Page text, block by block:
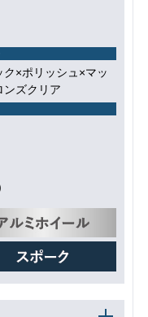
ク×ポリッシュ×マッ
ンズクリア